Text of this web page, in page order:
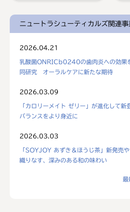
ニュートラシューティカルズ関連
2026.04.21
乳酸菌ONRICb0240の歯肉炎への効果
同研究 オーラルケアに新たな期待
2026.03.09
「カロリーメイト ゼリー」が進化して
バランスをより身近に
2026.03.03
「SOYJOY あずき＆ほうじ茶」新発売
織りなす、深みのある和の味わい
最